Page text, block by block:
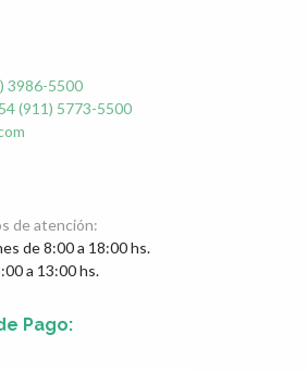
3986-5500
(911) 5773-5500
de atención:
de 8:00 a 18:00 hs.
a 13:00 hs.
Pago: